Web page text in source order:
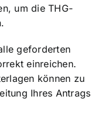
um die THG-
geforderten
einreichen.
können zu
Ihres Antrags